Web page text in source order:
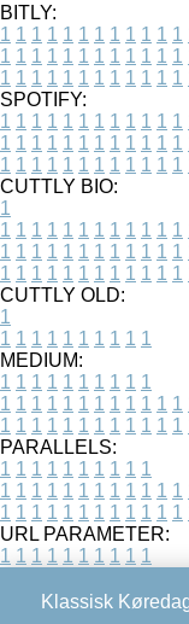
BITLY:
1 1 1 1 1 1 1 1 1 1 1 1
1 1 1 1 1 1 1 1 1 1 1 1
1 1 1 1 1 1 1 1 1 1 1 1
SPOTIFY:
1 1 1 1 1 1 1 1 1 1 1 1
1 1 1 1 1 1 1 1 1 1 1 1
1 1 1 1 1 1 1 1 1 1 1 1
CUTTLY BIO:
1
1 1 1 1 1 1 1 1 1 1 1 1
1 1 1 1 1 1 1 1 1 1 1 1
1 1 1 1 1 1 1 1 1 1 1 1
CUTTLY OLD:
1
1 1 1 1 1 1 1 1 1 1
MEDIUM:
1 1 1 1 1 1 1 1 1 1
1 1 1 1 1 1 1 1 1 1 1 1
1 1 1 1 1 1 1 1 1 1 1 1
PARALLELS:
1 1 1 1 1 1 1 1 1 1
1 1 1 1 1 1 1 1 1 1 1 1
1 1 1 1 1 1 1 1 1 1 1 1
URL PARAMETER:
1 1 1 1 1 1 1 1 1 1
Klassisk